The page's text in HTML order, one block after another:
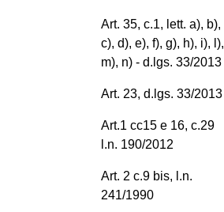
Art. 35, c.1, lett. a), b),
c), d), e), f), g), h), i), l),
m), n) - d.lgs. 33/2013
Art. 23, d.lgs. 33/2013
Art.1 cc15 e 16, c.29
l.n. 190/2012
Art. 2 c.9 bis, l.n.
241/1990